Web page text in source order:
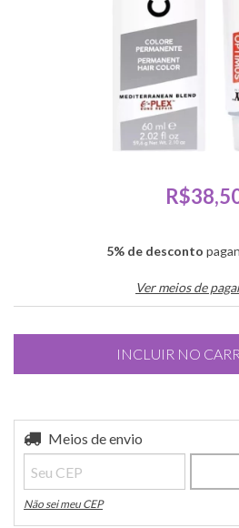
5% de desconto
Ver meios de
Entregas para o CEP:
Meios de envio
Não sei meu CEP